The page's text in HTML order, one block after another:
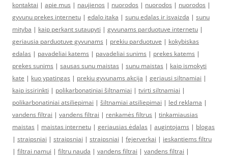
kontaktai | apie mus | naujienos | nuorodos | nuorodos | nuorodos |
gyvunu prekes internetu | edalo itaka | sunu edalas ir isvaizda | sunu
mityba | kaip perkant sutaupyti | gyvunams parduotuve internetu |
geriausia parduotuve gyvunams | prekiu parduotuve | kokybiskas
edalas | pavadeliai katems | pavadeliai sunims | prekes katems |
prekes sunims | sausas sunu maistas | sunu maistas | kaip ismokyti
kate | kuo ypatingas | prekiu gyvunams akcija | geriausi siltnamiai |
kaip issirinkti | polikarbonatiniai šiltnamiai | tvirti siltnamiai |
polikarbonatiniai atsiliepimai | šiltnamiai atsiliepimai | led reklama |
vandens filtrai | vandens filtrai | renkamės filtrus | tinkamiausias
maistas | maistas internetu | geriausias ėdalas | augintojams | blogas
| straipsniai | straipsniai | straipsniai | fejerverkai | ieskantiems filtru
| filtrai namui | filtru nauda | vandens filtrai | vandens filtrai |